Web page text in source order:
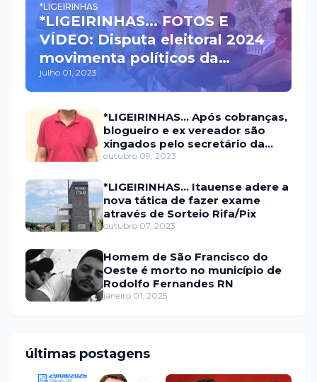
*LIGEIRINHAS
*LIGEIRINHAS... FOTOS E
VÍDEO: Disputa eleitoral 2024
movimenta políticos da
oposição em Itaú na escolha
do candidato a prefeito
julho 01, 2023
*LIGEIRINHAS... Após cobranças,
blogueiro e ex vereador são
xingados pelo secretário da
prefeitura de Itaú
outubro 09, 2023
*LIGEIRINHAS... Itauense adere a
nova tática de fazer exame
através de Sorteio Rifa/Pix
outubro 07, 2023
Homem de São Francisco do
Oeste é morto no município de
Rodolfo Fernandes RN
janeiro 01, 2025
últimas postagens